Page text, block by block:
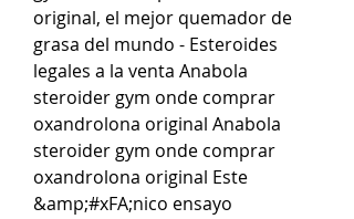
original, el mejor quemador de
grasa del mundo - Esteroides
legales a la venta Anabola
steroider gym onde comprar
oxandrolona original Anabola
steroider gym onde comprar
oxandrolona original Este
&amp;#xFA;nico ensayo